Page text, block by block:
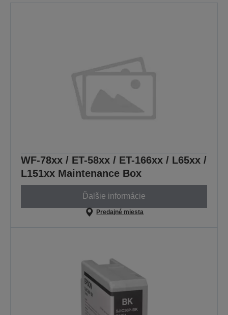
WF-78xx / ET-58xx / ET-166xx / L65xx /
L151xx Maintenance Box
Ďalšie informácie
Predajné miesta